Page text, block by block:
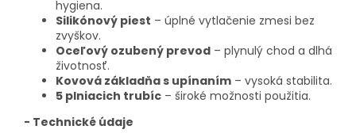
hygiena.
Silikónový piest – úplné vytlačenie zmesi bez
zvyškov.
Oceľový ozubený prevod – plynulý chod a dlhá
životnosť.
Kovová základňa s upínaním – vysoká stabilita.
5 plniacich trubíc – široké možnosti použitia.
- Technické údaje